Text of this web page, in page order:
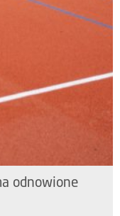
odnowione